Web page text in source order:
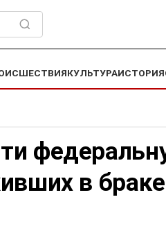
КУЛЬТУРАИСТОРИЯ
в